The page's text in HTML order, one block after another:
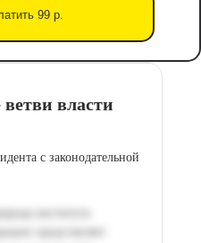
99 р.
власти
с законодательной